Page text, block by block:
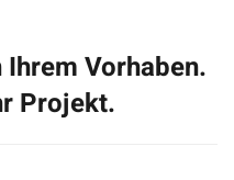
Ihrem Vorhaben.
Projekt.